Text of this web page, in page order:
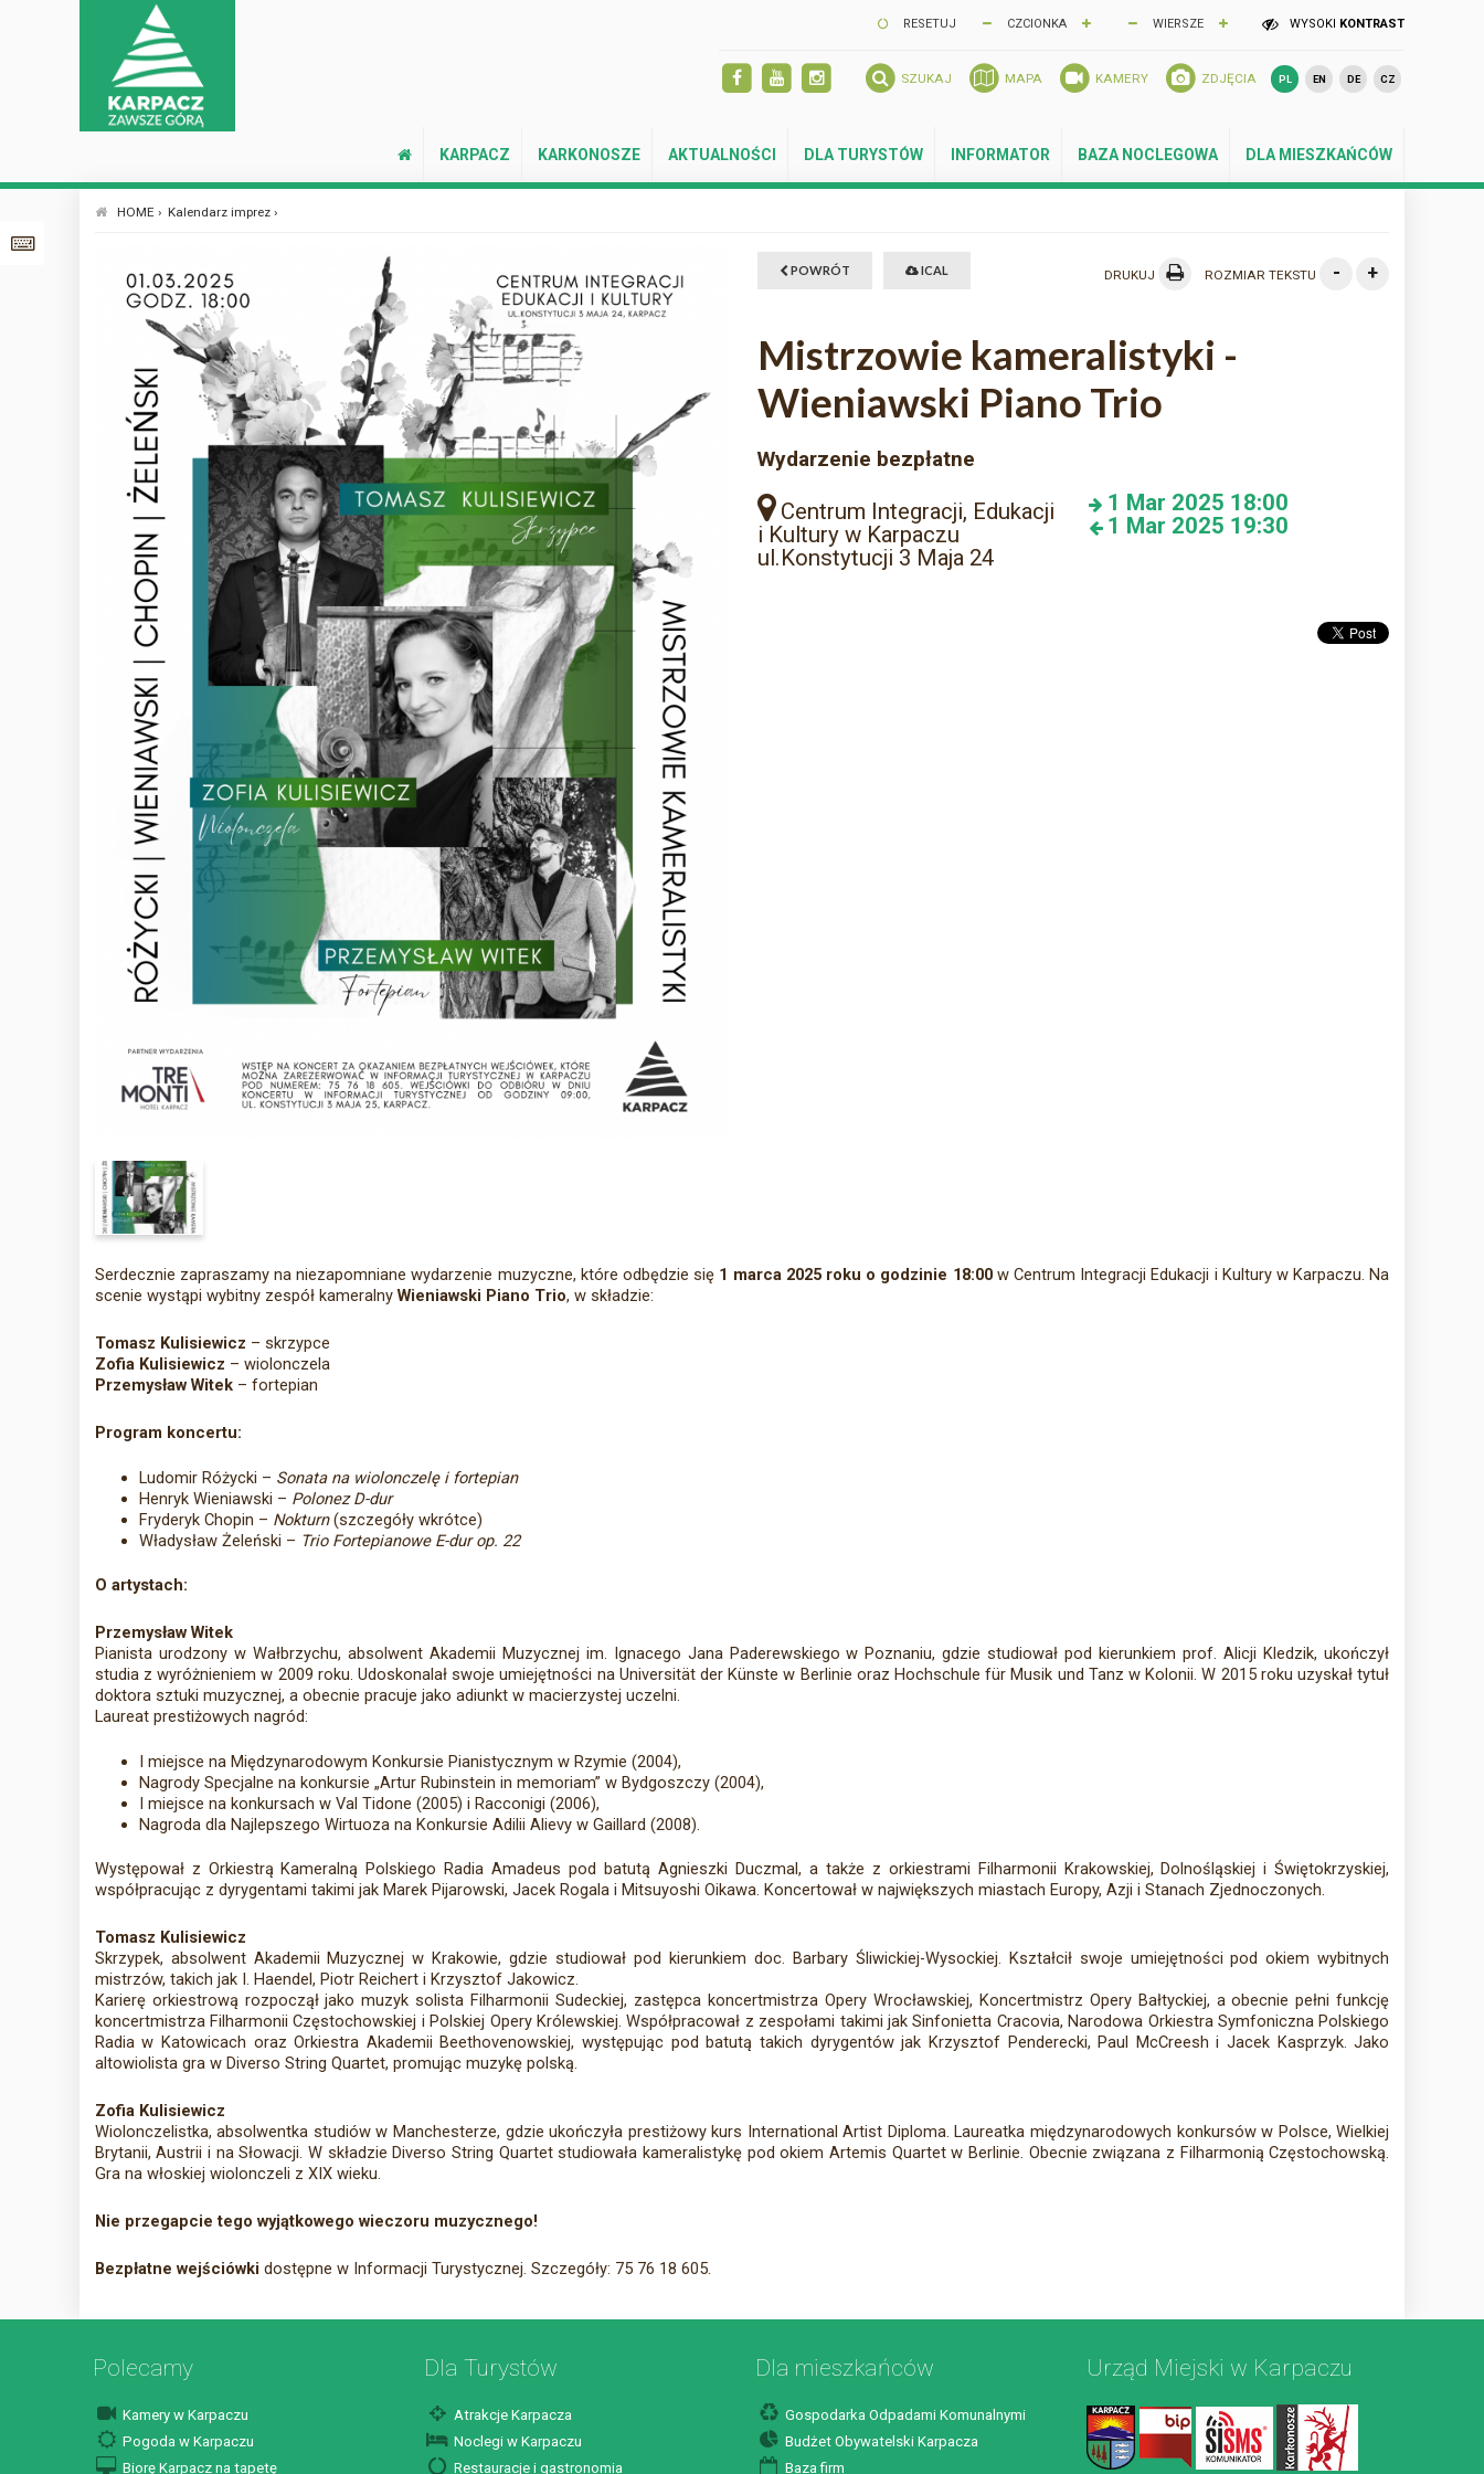
RESETUJ CZCIONKA WIERSZE WYSOKI KONTRAST
SZUKAJ MAPA KAMERY ZDJĘCIA PL EN DE CZ
KARPACZ KARKONOSZE AKTUALNOŚCI DLA TURYSTÓW INFORMATOR BAZA NOCLEGOWA DLA MIESZKAŃCÓW
HOME › Kalendarz imprez ›
POWRÓT ICAL DRUKUJ ROZMIAR TEKSTU - +
Mistrzowie kameralistyki -
Wieniawski Piano Trio
Wydarzenie bezpłatne
Centrum Integracji, Edukacji
i Kultury w Karpaczu
ul.Konstytucji 3 Maja 24
1 Mar 2025 18:00
1 Mar 2025 19:30
Serdecznie zapraszamy na niezapomniane wydarzenie muzyczne, które odbędzie się 1 marca 2025 roku o godzinie 18:00w Centrum Integracji Edukacji i Kultury w Karpaczu. Na
scenie wystąpi wybitny zespół kameralny Wieniawski Piano Trio, w składzie:
Tomasz Kulisiewicz – skrzypce
Zofia Kulisiewicz – wiolonczela
Przemysław Witek– fortepian
Program koncertu:
Ludomir Różycki – Sonata na wiolonczelę i fortepian
Henryk Wieniawski – Polonez D-dur
Fryderyk Chopin – Nokturn(szczegóły wkrótce)
Władysław Żeleński – Trio Fortepianowe E-dur op. 22
O artystach:
Przemysław Witek
Pianista urodzony w Wałbrzychu, absolwent Akademii Muzycznej im. Ignacego Jana Paderewskiego w Poznaniu, gdzie studiował pod kierunkiem prof. Alicji Kledzik, ukończył
studia z wyróżnieniem w 2009 roku. Udoskonalał swoje umiejętności na Universität der Künste w Berlinie oraz Hochschule für Musik und Tanz w Kolonii. W 2015 roku uzyskał tytuł
doktora sztuki muzycznej, a obecnie pracuje jako adiunkt w macierzystej uczelni.
Laureat prestiżowych nagród:
I miejsce na Międzynarodowym Konkursie Pianistycznym w Rzymie (2004),
Nagrody Specjalne na konkursie „Artur Rubinstein in memoriam” w Bydgoszczy (2004),
I miejsce na konkursach w Val Tidone (2005) i Racconigi (2006),
Nagroda dla Najlepszego Wirtuoza na Konkursie Adilii Alievy w Gaillard (2008).
Występował z Orkiestrą Kameralną Polskiego Radia Amadeus pod batutą Agnieszki Duczmal, a także z orkiestrami Filharmonii Krakowskiej, Dolnośląskiej i Świętokrzyskiej,
współpracując z dyrygentami takimi jak Marek Pijarowski, Jacek Rogala i Mitsuyoshi Oikawa. Koncertował w największych miastach Europy, Azji i Stanach Zjednoczonych.
Tomasz Kulisiewicz
Skrzypek, absolwent Akademii Muzycznej w Krakowie, gdzie studiował pod kierunkiem doc. Barbary Śliwickiej-Wysockiej. Kształcił swoje umiejętności pod okiem wybitnych
mistrzów, takich jak I. Haendel, Piotr Reichert i Krzysztof Jakowicz.
Karierę orkiestrową rozpoczął jako muzyk solista Filharmonii Sudeckiej, zastępca koncertmistrza Opery Wrocławskiej, Koncertmistrz Opery Bałtyckiej, a obecnie pełni funkcję
koncertmistrza Filharmonii Częstochowskiej i Polskiej Opery Królewskiej. Współpracował z zespołami takimi jak Sinfonietta Cracovia, Narodowa Orkiestra Symfoniczna Polskiego
Radia w Katowicach oraz Orkiestra Akademii Beethovenowskiej, występując pod batutą takich dyrygentów jak Krzysztof Penderecki, Paul McCreesh i Jacek Kasprzyk. Jako
altowiolista gra w Diverso String Quartet, promując muzykę polską.
Zofia Kulisiewicz
Wiolonczelistka, absolwentka studiów w Manchesterze, gdzie ukończyła prestiżowy kurs International Artist Diploma. Laureatka międzynarodowych konkursów w Polsce, Wielkiej
Brytanii, Austrii i na Słowacji. W składzie Diverso String Quartet studiowała kameralistykę pod okiem Artemis Quartet w Berlinie. Obecnie związana z Filharmonią Częstochowską.
Gra na włoskiej wiolonczeli z XIX wieku.
Nie przegapcie tego wyjątkowego wieczoru muzycznego!
Bezpłatne wejściówki dostępne w Informacji Turystycznej. Szczegóły: 75 76 18 605.
Polecamy
Kamery w Karpaczu
Pogoda w Karpaczu
Biorę Karpacz na tapetę
Dla Turystów
Atrakcje Karpacza
Noclegi w Karpaczu
Restauracje i gastronomia
Dla mieszkańców
Gospodarka Odpadami Komunalnymi
Budżet Obywatelski Karpacza
Baza firm
Urząd Miejski w Karpaczu